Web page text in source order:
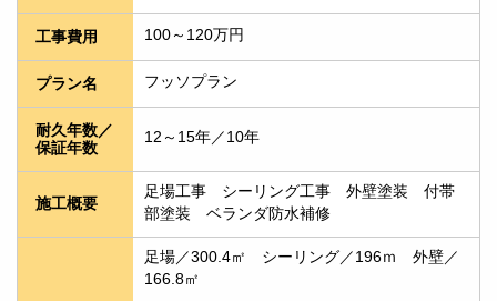
工事費用 100～120万円
プラン名 フッソプラン
耐久年数／
保証年数
12～15年／10年
施工概要
足場工事　シーリング工事　外壁塗装　付帯
部塗装　ベランダ防水補修
足場／300.4㎡　シーリング／196ｍ　外壁／
166.8㎡